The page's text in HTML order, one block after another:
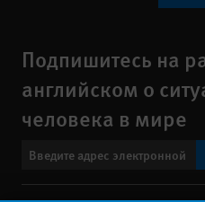
Подпишитесь на
английском о
человека в мире